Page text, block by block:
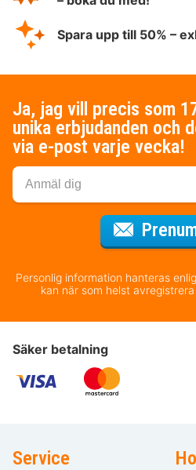
Spara upp till 50% –
Ja, jag vill precis som
unika erbjudanden och
via e-post varje vecka!
Personlig information hanteras
kan när som helst
Säker betalning
Service